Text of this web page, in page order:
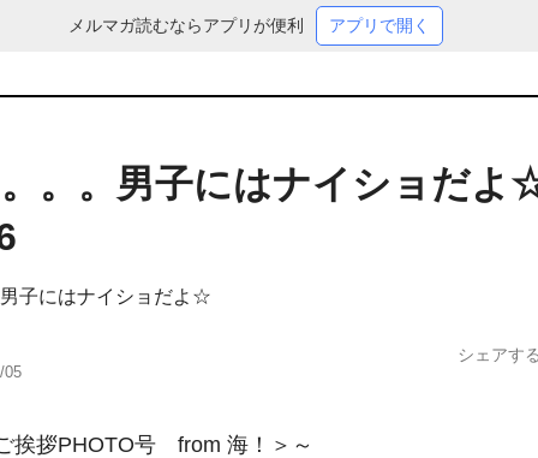
メルマガ読むならアプリが便利 アプリで開く
。。男子にはナイショだよ
子にはナイショだよ☆
05
シェアする
挨拶PHOTO号　from 海！＞～